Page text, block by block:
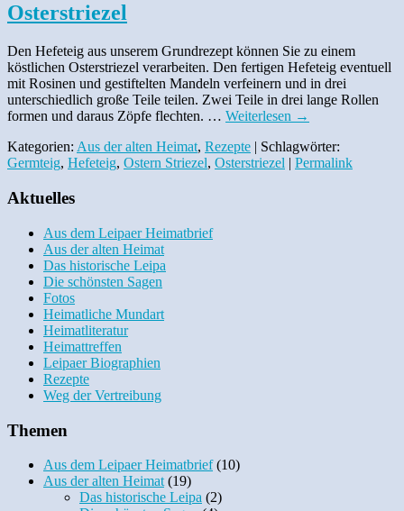
Osterstriezel
Den Hefeteig aus unserem Grundrezept können Sie zu einem
köstlichen Osterstriezel verarbeiten. Den fertigen Hefeteig eventuell
mit Rosinen und gestiftelten Mandeln verfeinern und in drei
unterschiedlich große Teile teilen. Zwei Teile in drei lange Rollen
formen und daraus Zöpfe flechten. … Weiterlesen →
Kategorien: Aus der alten Heimat, Rezepte | Schlagwörter:
Germteig, Hefeteig, Ostern Striezel, Osterstriezel | Permalink
Aktuelles
Aus dem Leipaer Heimatbrief
Aus der alten Heimat
Das historische Leipa
Die schönsten Sagen
Fotos
Heimatliche Mundart
Heimatliteratur
Heimattreffen
Leipaer Biographien
Rezepte
Weg der Vertreibung
Themen
Aus dem Leipaer Heimatbrief(10)
Aus der alten Heimat (19)
Das historische Leipa (2)